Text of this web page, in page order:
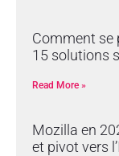
Comment se
15 solutions
Read More »
Mozilla en
et pivot vers